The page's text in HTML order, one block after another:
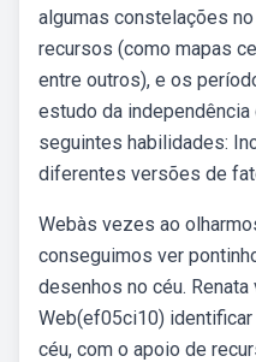
algumas constelações
recursos (como mapas
entre outros), e os
estudo da
seguintes habilidades:
diferentes versões de
Webàs vezes ao
conseguimos ver
desenhos no céu. Renata
Web(ef05ci10)
céu, com o apoio de